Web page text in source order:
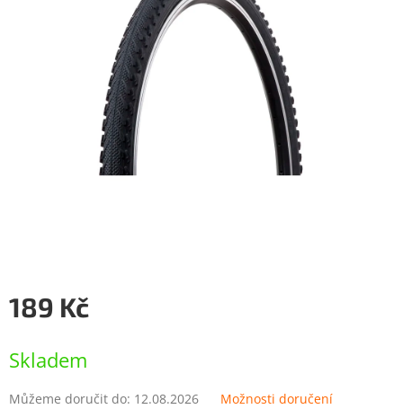
189 Kč
cena:
Skladem
Můžeme doručit do: 12.08.2026 Možnosti doručení